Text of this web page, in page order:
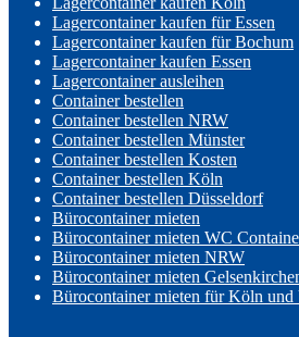
Lagercontainer kaufen für Essen
Lagercontainer kaufen für Bochum
Lagercontainer kaufen Essen
Lagercontainer ausleihen
Container bestellen
Container bestellen NRW
Container bestellen Münster
Container bestellen Kosten
Container bestellen Köln
Container bestellen Düsseldorf
Bürocontainer mieten
Bürocontainer mieten WC
Bürocontainer mieten NRW
Bürocontainer mieten
Bürocontainer mieten für Köln und